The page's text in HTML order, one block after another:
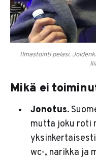
Ilmastointi pelasi.
Mikä ei
Jonotus.
mutta joku roti
wc-, narikka ja